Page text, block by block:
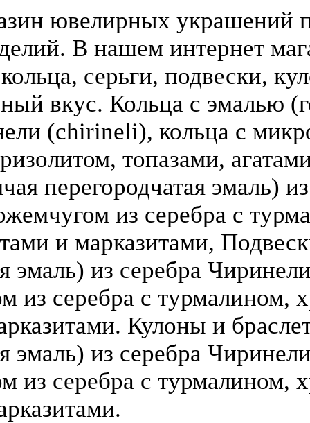
ювелирных украшений
В нашем интернет
серьги, подвески,
вкус. Кольца с эмалью
(chirineli), кольца с
топазами,
перегородчатая эмаль)
из серебра с
и марказитами,
эмаль) из серебра
из серебра с турмалином,
Кулоны и
эмаль) из серебра
из серебра с турмалином,